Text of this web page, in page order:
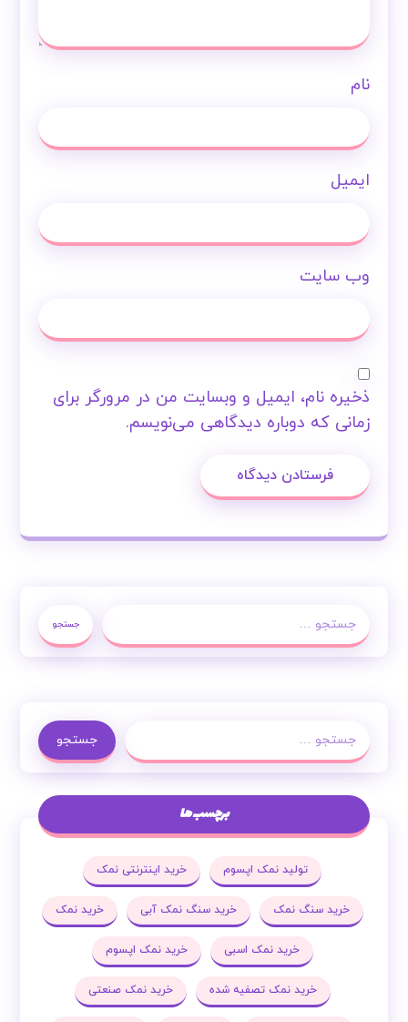
نام
ایمیل
وب‌ سایت
ذخیره نام، ایمیل و وبسایت من در مرورگر برای
زمانی که دوباره دیدگاهی می‌نویسم.
فرستادن دیدگاه
جستجو
جستجو
برچسب ها
تولید نمک اپسوم خرید اینترنتی نمک
خرید سنگ نمک خرید سنگ نمک آبی خرید نمک
خرید نمک اسبی خرید نمک اپسوم
خرید نمک تصفیه شده خرید نمک صنعتی